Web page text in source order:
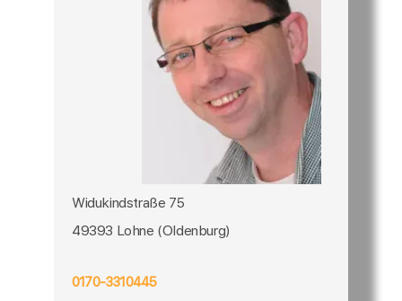
Widukindstraße 75
49393 Lohne (Oldenburg)
0170-3310445